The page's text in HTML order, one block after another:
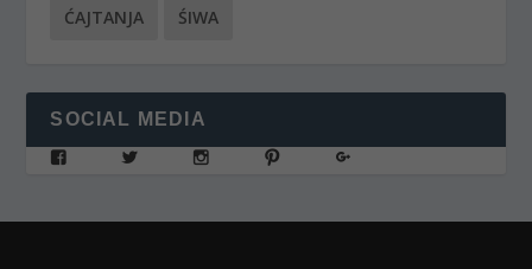
ĆAJTANJA ŚIWA
SOCIAL MEDIA